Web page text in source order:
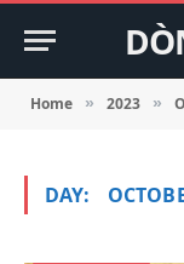
Home » 2023 »
DAY: